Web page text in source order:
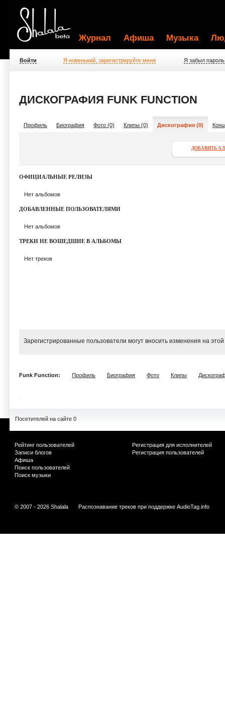
Журнал Афиша Музыка
Войти Я новенький, зарегистрируйте меня Я забыл пароль
ДИСКОГРАФИЯ FUNK FUNCTION
Профиль Биография Фото (0) Клипы (0) Дискография (0)
ДОБАВИТЬ
ОФИЦИАЛЬНЫЕ РЕЛИЗЫ
Нет альбомов
ДОБАВЛЕННЫЕ ПОЛЬЗОВАТЕЛЯМИ
Нет альбомов
ТРЕКИ НЕ ВОШЕДШИЕ В АЛЬБОМЫ
Нет треков
Зарегистрированные пользователи могут вносить изменения на
Funk Function: Профиль Биография Фото Клипы
Посетителей на сайте 0
Рейтинг пользователей
Записи блогов
Афиша
Поиск пользователей
Поиск музыки
Регистрация для исполнителей
Регистрация пользователей
© 2007 - 2026 Shalala Распознавание треков при поддержке AudioTag.info